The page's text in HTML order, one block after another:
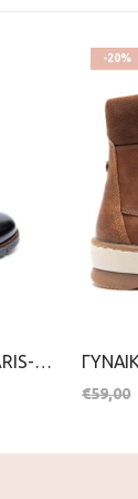
ΓΥΝΑΙΚΕΙΑ ΜΠΟΤΑΚΙΑ-TAMARIS-2111-0056-ΜΑΥΡΟ
-20%
€59,00